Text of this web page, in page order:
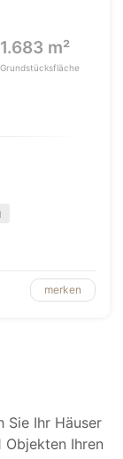
1.683 m²
Grundstücksfläche
merken
Sie Ihr Häuser
Objekten Ihren